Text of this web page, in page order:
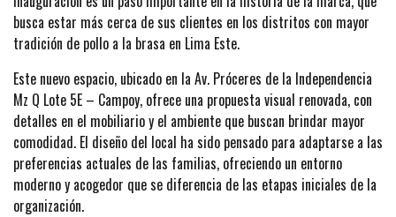
busca estar más cerca de sus clientes en los distritos con mayor
tradición de pollo a la brasa en Lima Este.
Este nuevo espacio, ubicado en la Av. Próceres de la Independencia
Mz Q Lote 5E – Campoy, ofrece una propuesta visual renovada, con
detalles en el mobiliario y el ambiente que buscan brindar mayor
comodidad. El diseño del local ha sido pensado para adaptarse a las
preferencias actuales de las familias, ofreciendo un entorno
moderno y acogedor que se diferencia de las etapas iniciales de la
organización.